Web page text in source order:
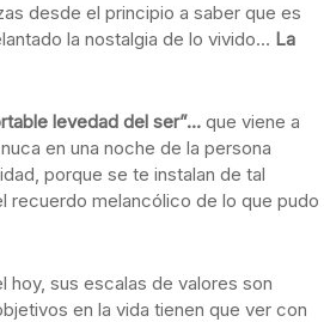
desde el principio a saber que es
la nostalgia de lo vivido… La
levedad del ser”… que viene a
en una noche de la persona
porque se te instalan de tal
recuerdo melancólico de lo que pudo
hoy, sus escalas de valores son
en la vida tienen que ver con